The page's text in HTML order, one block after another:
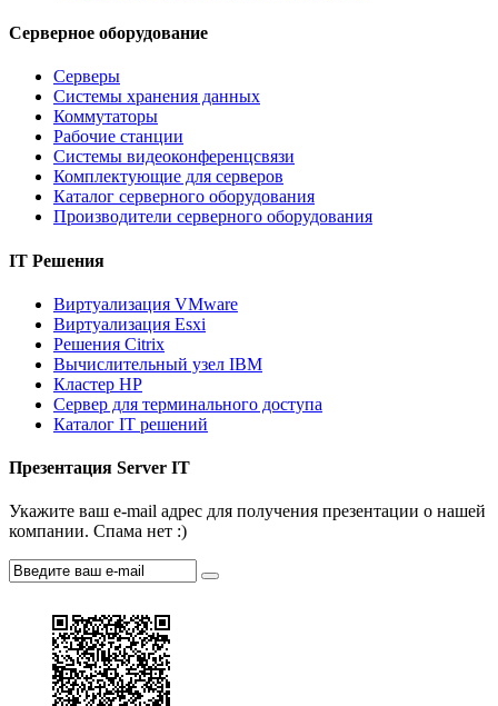
Серверное оборудование
Серверы
Системы хранения данных
Коммутаторы
Рабочие станции
Системы видеоконференцсвязи
Комплектующие для серверов
Каталог серверного оборудования
Производители серверного оборудования
IT Решения
Виртуализация VMware
Виртуализация Esxi
Решения Citrix
Вычислительный узел IBM
Кластер HP
Сервер для терминального доступа
Каталог IT решений
Презентация Server IT
Укажите ваш e-mail адрес для получения презентации о нашей
компании. Спама нет :)